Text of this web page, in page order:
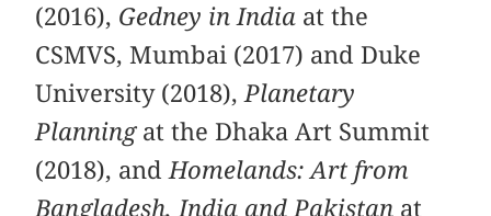
(2016), Gedney in India at the
CSMVS, Mumbai (2017) and Duke
University (2018), Planetary
Planningat the Dhaka Art Summit
(2018), and Homelands: Art from
Bangladesh, India and Pakistan at